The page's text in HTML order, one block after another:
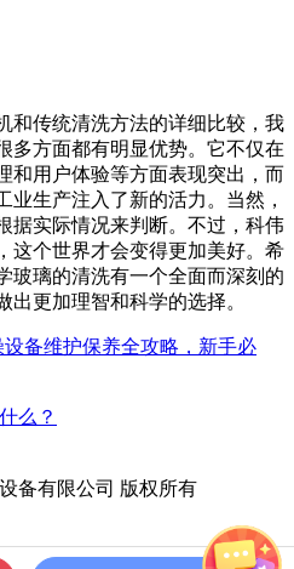
和传统清洗方法的详细比较，我
多方面都有明显优势。它不仅在
和用户体验等方面表现突出，而
业生产注入了新的活力。当然，
据实际情况来判断。不过，科伟
这个世界才会变得更加美好。希
玻璃的清洗有一个全面而深刻的
更加理智和科学的选择。
备维护保养全攻略，新手必
么？
备有限公司 版权所有